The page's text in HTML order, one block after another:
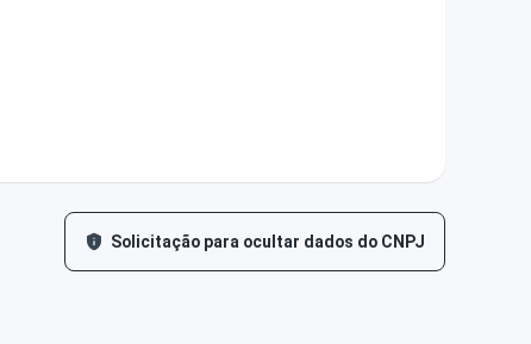
Solicitação para ocultar dados do CNPJ